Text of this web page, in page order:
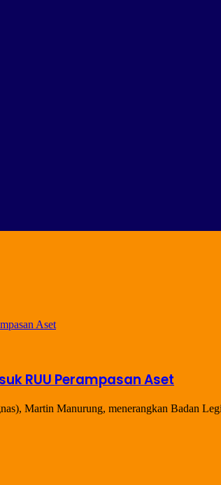
RUU Perampasan Aset
Martin Manurung, menerangkan Badan